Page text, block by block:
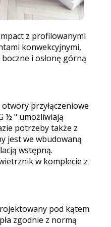
z profilowanymi
konwekcyjnymi,
i osłonę górną
przyłączeniowe
½ " umożliwiają
potrzeby także z
jest we wbudowaną
wstępną.
w komplecie z
pod kątem
zgodnie z normą